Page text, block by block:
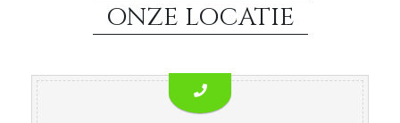
ONZE LOCATIE